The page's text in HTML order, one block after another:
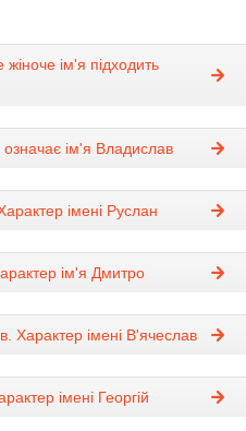
ім'я підходить
ім'я Владислав
імені Руслан
ім'я Дмитро
Характер імені В'ячеслав
імені Георгій